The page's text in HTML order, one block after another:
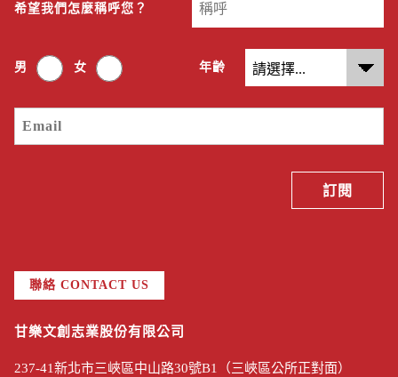
希望我們怎麼稱呼您？
男 女 年齡
聯絡 CONTACT US
甘樂文創志業股份有限公司
237-41新北市三峽區中山路30號B1（三峽區公所正對面）